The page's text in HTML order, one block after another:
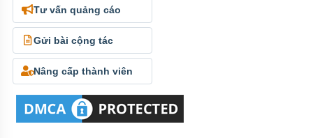
Tư vấn quảng cáo
Gửi bài cộng tác
Nâng cấp thành viên